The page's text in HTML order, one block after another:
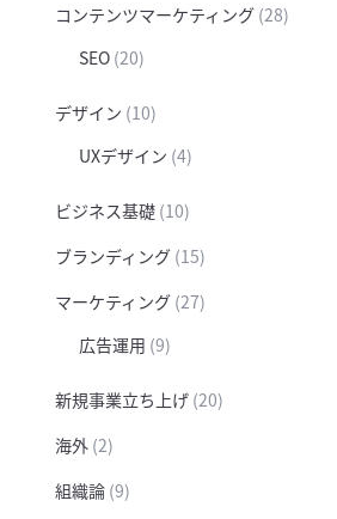
コンテンツマーケティング (28)
SEO (20)
デザイン (10)
UXデザイン (4)
ビジネス基礎 (10)
ブランディング (15)
マーケティング (27)
広告運用 (9)
新規事業立ち上げ (20)
海外 (2)
組織論 (9)